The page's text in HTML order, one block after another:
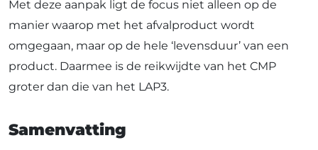
Met deze aanpak ligt de focus niet alleen op de
manier waarop met het afvalproduct wordt
omgegaan, maar op de hele ‘levensduur’ van een
product. Daarmee is de reikwijdte van het CMP
groter dan die van het LAP3.
Samenvatting